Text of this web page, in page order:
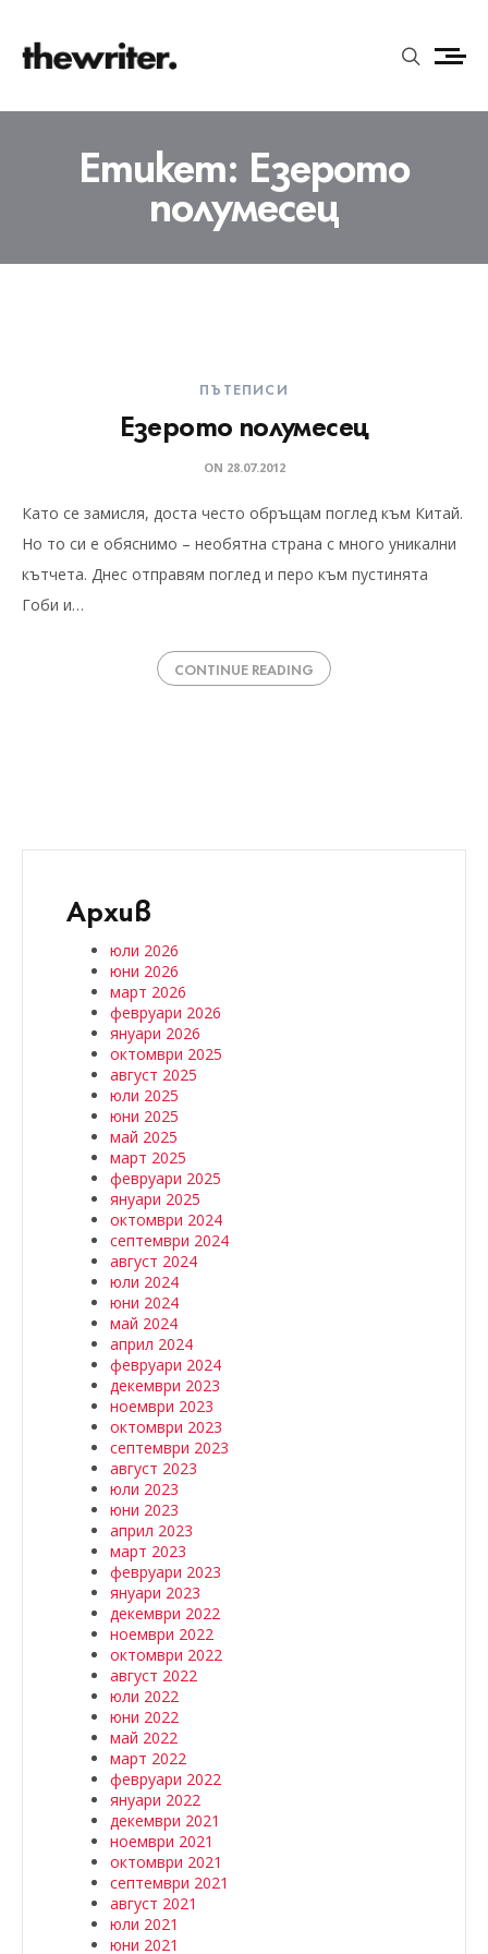
Етикет: Езерото
полумесец
ПЪТЕПИСИ
Езерото полумесец
ON 28.07.2012
Като се замисля, доста често обръщам поглед към Китай.
Но то си е обяснимо – необятна страна с много уникални
кътчета. Днес отправям поглед и перо към пустинята
Гоби и…
CONTINUE READING
Архив
юли 2026
юни 2026
март 2026
февруари 2026
януари 2026
октомври 2025
август 2025
юли 2025
юни 2025
май 2025
март 2025
февруари 2025
януари 2025
октомври 2024
септември 2024
август 2024
юли 2024
юни 2024
май 2024
април 2024
февруари 2024
декември 2023
ноември 2023
октомври 2023
септември 2023
август 2023
юли 2023
юни 2023
април 2023
март 2023
февруари 2023
януари 2023
декември 2022
ноември 2022
октомври 2022
август 2022
юли 2022
юни 2022
май 2022
март 2022
февруари 2022
януари 2022
декември 2021
ноември 2021
октомври 2021
септември 2021
август 2021
юли 2021
юни 2021